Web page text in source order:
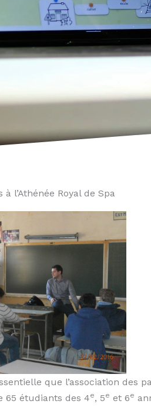
l’Athénée Royal de Spa
que l’association des
65 étudiants des 4e, 5e et 6e